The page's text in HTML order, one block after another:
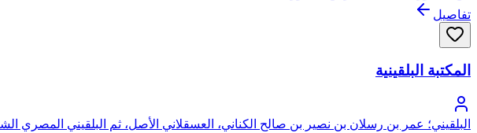
تفاصيل
المكتبة البلقينية
البلقيني؛ عمر بن رسلان بن نصير بن صالح الكناني، العسقلاني الأصل، ثم البلقيني المصري